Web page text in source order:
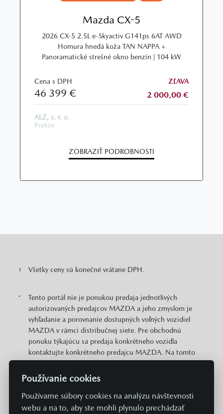
Mazda CX-5
2026 CX-5 2.5L e-Skyactiv G141ps 6AT AWD
Homura hnedá koža TAN NAPPA +
Panoramatické strešné okno benzín | 104 kW
Cena s DPH
46 399 €
ZĽAVA
2 000,00 €
ALZ, s. r. o.
Prešov
ZOBRAZIŤ PODROBNOSTI
1 Všetky ceny sú konečné vrátane DPH.
*
Tento portál nie je ponukou predaja jednotlivých
autorizovaných predajcov MAZDA a jeho zmyslom je
vyhľadanie a porovnanie dostupných voľných vozidiel
MAZDA v rámci distribučnej siete. Pre obchodnú
ponuku týkajúcu sa predaja konkrétneho vozidla
kontaktujte konkrétneho predajcu MAZDA. Na tomto
cenníkové ceny konkrétnych modelov MAZDA v EUR s
dostupných cenových zvýhodneniach a akciách v
predajnej sieti MAZDA vzťahujúcich sa na daný model.
Používanie cookies
Používame súbory cookies na analýzu návštevnosti
webu a na to, aby ste mohli plynulo prechádzať